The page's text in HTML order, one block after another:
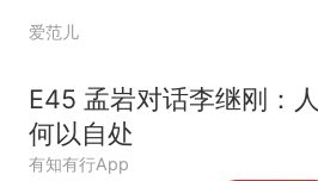
封信
爱范儿
E45 孟岩对话李继刚：人
何以自处
有知有行App